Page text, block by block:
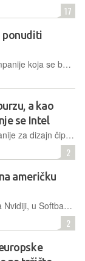
17
ponuditi
Izlazak na burzu dionica kompanije koja se bavi dizajnom čipova mogao bi biti treći najveći tehnološki IPO na svijetu, odmah iza Mete i Alibabe, a Arm njime želi prikupiti oko 10 milijardi dolara
a kao
se Intel
U Softbanku, vlasniku kompanije za dizajn čipova Arm, već neko vrijeme planiraju izlistati dionice svoje podružnice na burzi i tako prikupiti svjež kapital. Sada se doznaje da u svemu prste ima i Intel
2
američku
Nakon što je propala prodaja Nvidiji, u Softbanku, vlasniku kompanije za dizajn čipova Arm, pronašli su novi način kako prikupiti novac u vremenima kada potražnja za čipovima slabi
2